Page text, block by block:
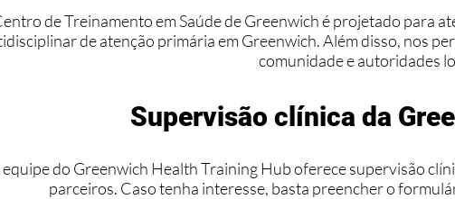
de Treinamento em Saúde de Greenwich é projetado para
de atenção primária em Greenwich. Além disso, nos
comunidade e autoridades
Supervisão clínica da
equipe do Greenwich Health Training Hub oferece supervisão
parceiros. Caso tenha interesse, basta preencher o